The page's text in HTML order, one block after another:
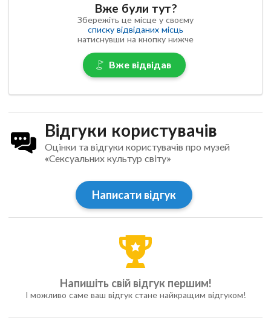
Вже були тут?
Збережіть це місце у своєму
списку відвіданих місць
натиснувши на кнопку нижче
Вже відвідав
Відгуки користувачів
Оцінки та відгуки користувачів про музей
«Сексуальних культур світу»
Написати відгук
Напишіть свій відгук першим!
І можливо саме ваш відгук стане найкращим відгуком!